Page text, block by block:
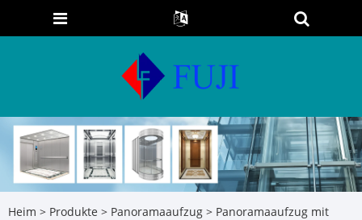
Heim > Produkte > Panoramaaufzug > Panoramaaufzug mit